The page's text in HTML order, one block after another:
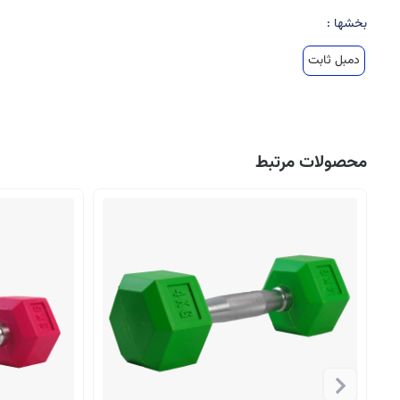
بخشها :
دمبل ثابت
محصولات مرتبط